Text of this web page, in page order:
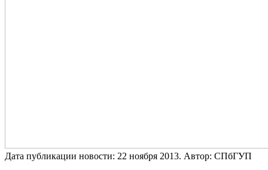
Дата публикации новости: 22 ноября 2013. Автор: СПбГУП